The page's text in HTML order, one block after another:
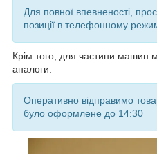
Для повної впевненості,
позиції в телефонному
Крім того, для частини машин
аналоги.
Оперативно відправимо
було оформлене до 14:30